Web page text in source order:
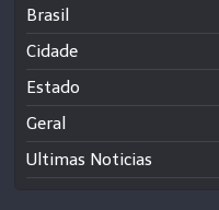
Brasil
Cidade
Estado
Geral
Ultimas Noticias